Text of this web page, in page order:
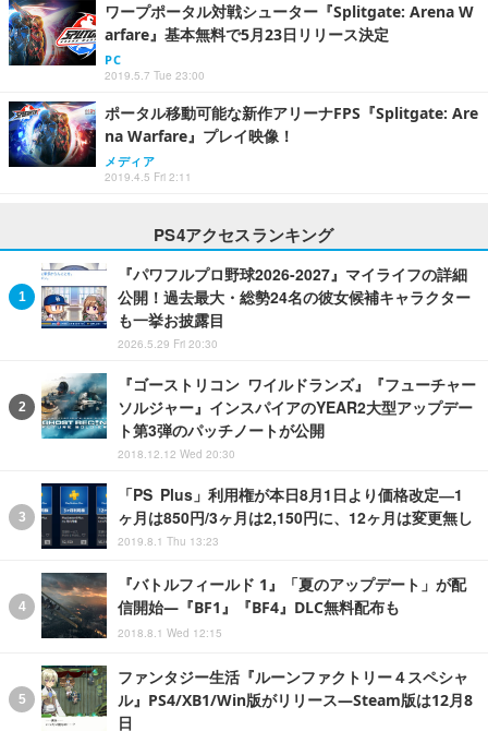
ワープポータル対戦シューター『Splitgate: Arena W
arfare』基本無料で5月23日リリース決定
PC
2019.5.7 Tue 23:00
ポータル移動可能な新作アリーナFPS『Splitgate: Are
na Warfare』プレイ映像！
メディア
2019.4.5 Fri 2:11
PS4アクセスランキング
『パワフルプロ野球2026-2027』マイライフの詳細
公開！過去最大・総勢24名の彼女候補キャラクター
も一挙お披露目
2026.5.29 Fri 20:30
『ゴーストリコン ワイルドランズ』『フューチャー
ソルジャー』インスパイアのYEAR2大型アップデー
ト第3弾のパッチノートが公開
2018.12.12 Wed 20:30
「PS Plus」利用権が本日8月1日より価格改定―1
ヶ月は850円/3ヶ月は2,150円に、12ヶ月は変更無し
2019.8.1 Thu 13:23
『バトルフィールド 1』「夏のアップデート」が配
信開始―『BF1』『BF4』DLC無料配布も
2018.8.1 Wed 12:15
ファンタジー生活『ルーンファクトリー４スペシャ
ル』PS4/XB1/Win版がリリース―Steam版は12月8
日